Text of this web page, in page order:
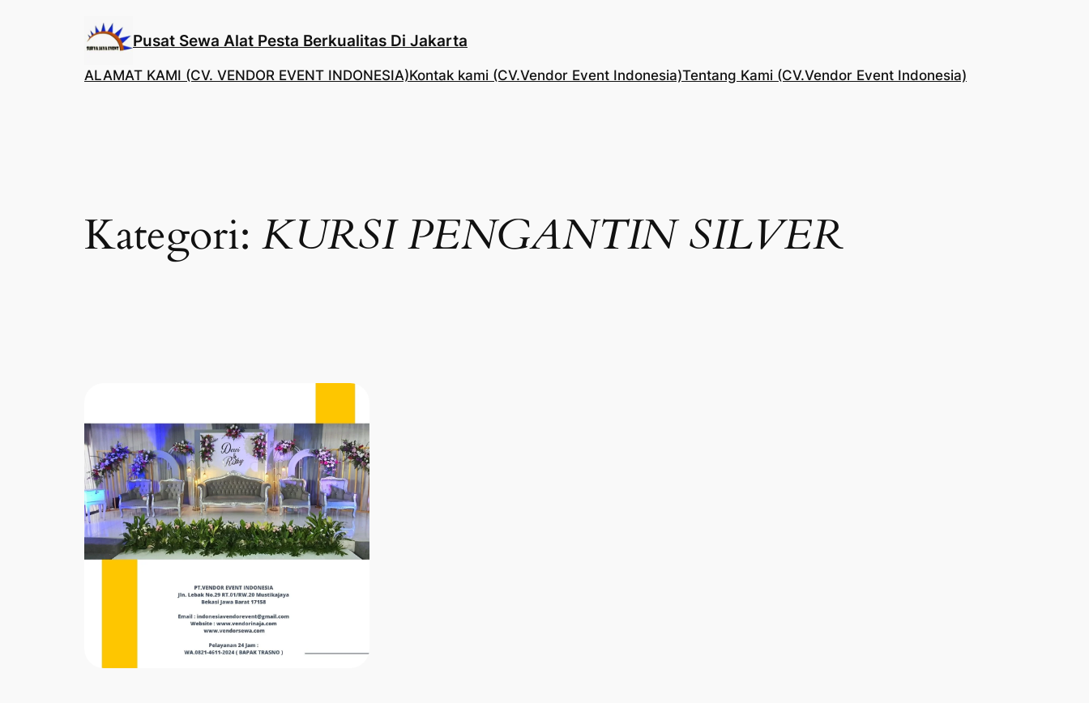
Pusat Sewa Alat Pesta Berkualitas Di Jakarta
ALAMAT KAMI (CV. VENDOR EVENT INDONESIA)Kontak kami (CV.Vendor Event Indonesia)Tentang Kami (CV.Vendor Event Indonesia)
Kategori: KURSI PENGANTIN SILVER